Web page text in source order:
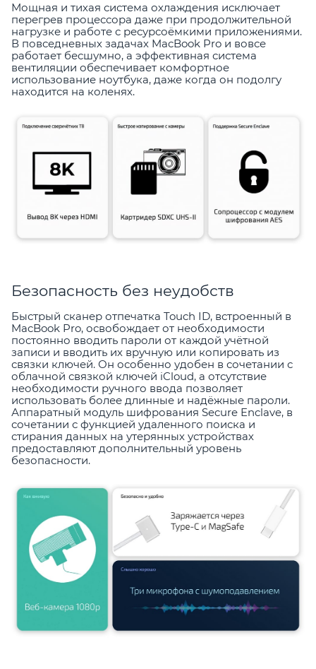
Мощная и тихая система охлаждения исключает
перегрев процессора даже при продолжительной
нагрузке и работе с ресурсоёмкими приложениями.
В повседневных задачах MacBook Pro и вовсе
работает бесшумно, а эффективная система
вентиляции обеспечивает комфортное
использование ноутбука, даже когда он подолгу
находится на коленях.
Безопасность без неудобств
Быстрый сканер отпечатка Touch ID, встроенный в
MacBook Pro, освобождает от необходимости
постоянно вводить пароли от каждой учётной
записи и вводить их вручную или копировать из
связки ключей. Он особенно удобен в сочетании с
облачной связкой ключей iCloud, а отсутствие
необходимости ручного ввода позволяет
использовать более длинные и надёжные пароли.
Аппаратный модуль шифрования Secure Enclave, в
сочетании с функцией удаленного поиска и
стирания данных на утерянных устройствах
предоставляют дополнительный уровень
безопасности.